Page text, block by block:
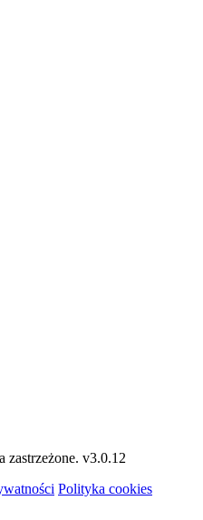
zastrzeżone. v3.0.12
Polityka cookies